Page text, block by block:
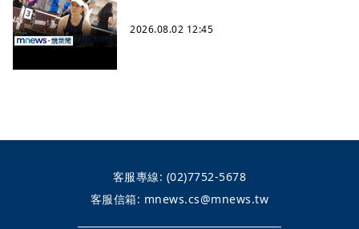
2026.08.02 12:45
客服專線: (02)7752-5678
客服信箱: mnews.cs@mnews.tw